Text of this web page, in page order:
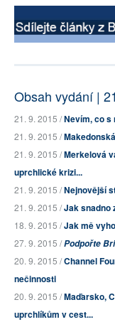
Obsah vydání |
21. 9. 2015 /Nevím, co s
21. 9. 2015 /
21. 9. 2015 /Merkelová
uprchlické krizi...
21. 9. 2015 /Nejnovější
21. 9. 2015 /Jak snadno
18. 9. 2015 /Jak mě
27. 9. 2015 /Podpořte
20. 9. 2015 /Channel
nečinnosti
20. 9. 2015 /Maďarsko,
uprchlíkům v cest...